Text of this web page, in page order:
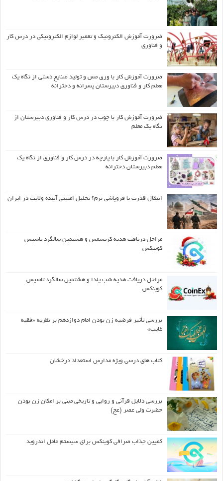
ضرورت آموزش الکترونیک و تعمیر لوازم الکترونیکی در درس کار
و فناوری
ضرورت آموزش کار با ورق مس و تولید صنایع دستی از نگاه یک
معلم کار و فناوری دبیرستان پسرانه و دخترانه
ضرورت آموزش کار با چوب در درس کار و فناوری دبیرستان از
نگاه یک معلم
ضرورت آموزش کار با پارچه در درس کار و فناوری از نگاه یک
معلم دبیرستان دخترانه
انتقال قدرت یا فروپاشی نرم؟ تحلیل امنیتی آینده ولایت در ایران
مراحل دریافت هدیه کریسمس و هشتمین سالگرد تاسیس
کوینکس
مراحل دریافت هدیه شب یلدا و هشتمین سالگرد تاسیس
کوینکس
بررسی تأثیر فرضیه زن بودن امام دوازدهم بر نظریه «فقیه
غایب»
کتاب های درسی ویژه مدارس استعداد درخشان
بررسی دلایل قرآنی و روایی و تاریخی مبنی بر امکان زن بودن
حضرت ولی عصر (عج)
کمپین جذاب صرافی کوینکس برای سیستم عامل اندروید